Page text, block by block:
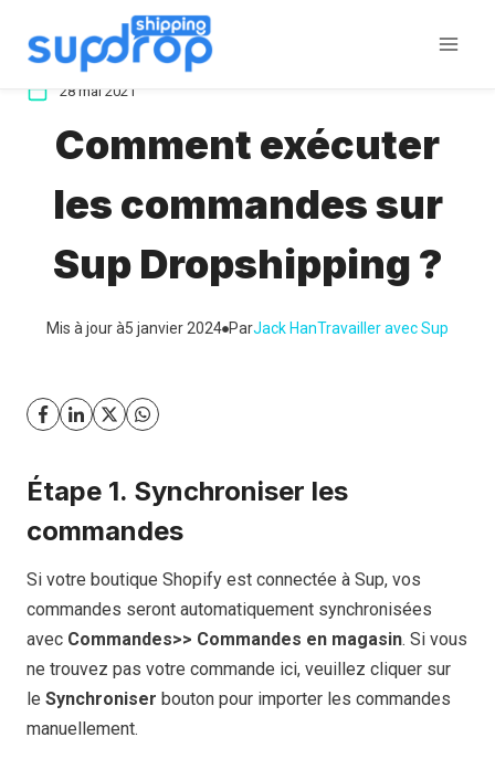
28 mai 2021
Comment exécuter
les commandes sur
Sup Dropshipping ?
Mis à jour à5 janvier 2024 ParJack HanTravailler avec Sup
Étape 1. Synchroniser les
commandes
Si votre boutique Shopify est connectée à Sup, vos
commandes seront automatiquement synchronisées
avec Commandes>> Commandes en magasin. Si vous
ne trouvez pas votre commande ici, veuillez cliquer sur
le Synchroniser bouton pour importer les commandes
manuellement.